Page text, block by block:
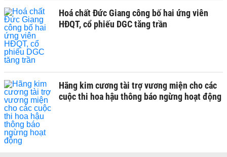
Hoá chất Đức Giang công bố hai ứng viên
HĐQT, cổ phiếu DGC tăng trần
Hãng kim cương tài trợ vương miện cho các
cuộc thi hoa hậu thông báo ngừng hoạt động